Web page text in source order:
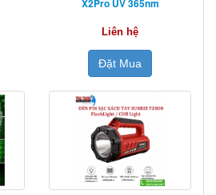
X2Pro UV 365nm
Liên hệ
Đặt Mua